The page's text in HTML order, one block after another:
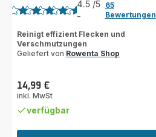
4.5 /5
-
65
Bewertungen
Reinigt effizient Flecken und
Verschmutzungen
Geliefert von Rowenta Shop
Preis
14,99 €
inkl. MwSt
verfügbar